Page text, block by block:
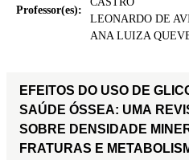
Professor(es):
LEONARDO DE
ANA LUIZA
EFEITOS DO USO DE
SAÚDE ÓSSEA: UMA
SOBRE DENSIDADE
FRATURAS E